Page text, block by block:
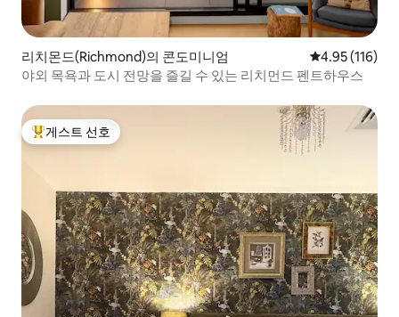
리치몬드(Richmond)의 콘도미니엄 평점 4.95점(5
4.95 (116)
야외 목욕과 도시 전망을 즐길 수 있는 리치먼드 펜트하우스
상위 게스트 선호
게스트 선호